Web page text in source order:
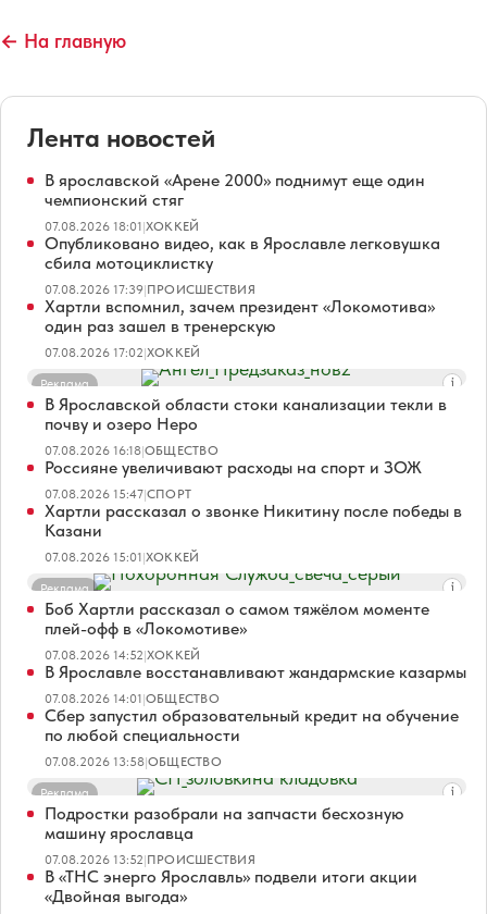
← На главную
Лента новостей
В ярославской «Арене 2000» поднимут еще один
чемпионский стяг
07.08.2026 18:01|ХОККЕЙ
Опубликовано видео, как в Ярославле легковушка
сбила мотоциклистку
07.08.2026 17:39|ПРОИСШЕСТВИЯ
Хартли вспомнил, зачем президент «Локомотива»
один раз зашел в тренерскую
07.08.2026 17:02|ХОККЕЙ
Реклама
В Ярославской области стоки канализации текли в
почву и озеро Неро
07.08.2026 16:18|ОБЩЕСТВО
Россияне увеличивают расходы на спорт и ЗОЖ
07.08.2026 15:47|СПОРТ
Хартли рассказал о звонке Никитину после победы в
Казани
07.08.2026 15:01|ХОККЕЙ
Реклама
Боб Хартли рассказал о самом тяжёлом моменте
плей-офф в «Локомотиве»
07.08.2026 14:52|ХОККЕЙ
В Ярославле восстанавливают жандармские казармы
07.08.2026 14:01|ОБЩЕСТВО
Сбер запустил образовательный кредит на обучение
по любой специальности
07.08.2026 13:58|ОБЩЕСТВО
Реклама
Подростки разобрали на запчасти бесхозную
машину ярославца
07.08.2026 13:52|ПРОИСШЕСТВИЯ
В «ТНС энерго Ярославль» подвели итоги акции
«Двойная выгода»